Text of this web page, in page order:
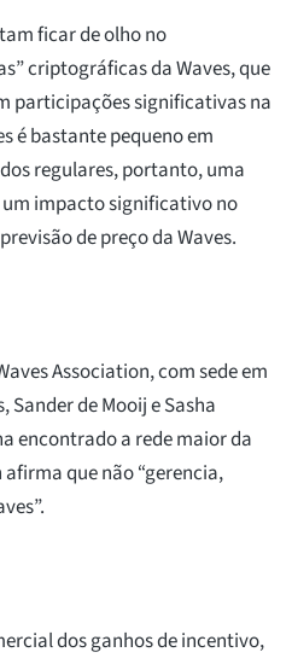
ficar de olho no
criptográficas da Waves, que
participações significativas na
é bastante pequeno em
regulares, portanto, uma
impacto significativo no
de preço da Waves.
Association, com sede em
de Mooij e Sasha
encontrado a rede maior da
afirma que não “gerencia,
dos ganhos de incentivo,